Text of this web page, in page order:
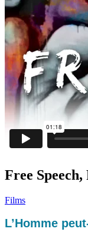
Free
Films
L’Homme